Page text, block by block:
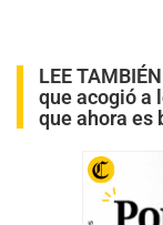
LEE
que acogió a
que ahora es